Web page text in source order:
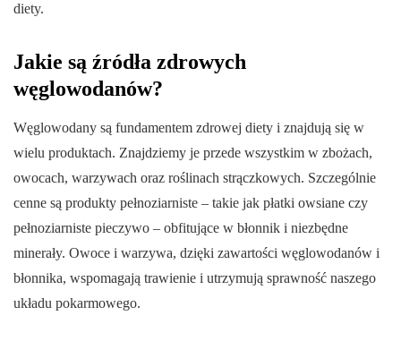
diety.
Jakie są źródła zdrowych
węglowodanów?
Węglowodany są fundamentem zdrowej diety i znajdują się w
wielu produktach. Znajdziemy je przede wszystkim w zbożach,
owocach, warzywach oraz roślinach strączkowych. Szczególnie
cenne są produkty pełnoziarniste – takie jak płatki owsiane czy
pełnoziarniste pieczywo – obfitujące w błonnik i niezbędne
minerały. Owoce i warzywa, dzięki zawartości węglowodanów i
błonnika, wspomagają trawienie i utrzymują sprawność naszego
układu pokarmowego.